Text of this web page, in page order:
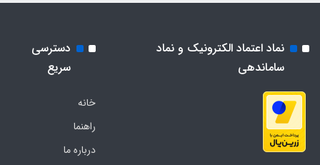
نماد اعتماد الکترونیک و نماد
ساماندهی
دسترسی
سریع
خانه
راهنما
درباره ما